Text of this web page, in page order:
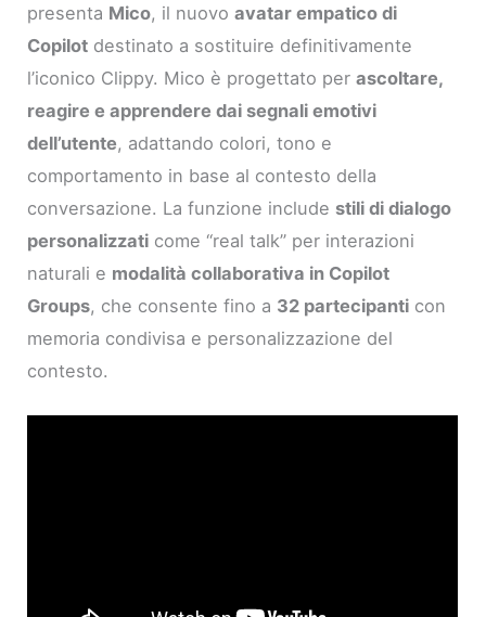
presenta Mico, il nuovoavatar empatico di
Copilot destinato a sostituire definitivamente
l’iconico Clippy. Mico è progettato perascoltare,
reagire e apprendere dai segnali emotivi
dell’utente, adattando colori, tono e
comportamento in base al contesto della
conversazione. La funzione include stili di dialogo
personalizzati come “real talk” per interazioni
naturali e modalità collaborativa in Copilot
Groups, che consente fino a 32 partecipanti con
memoria condivisa e personalizzazione del
contesto.